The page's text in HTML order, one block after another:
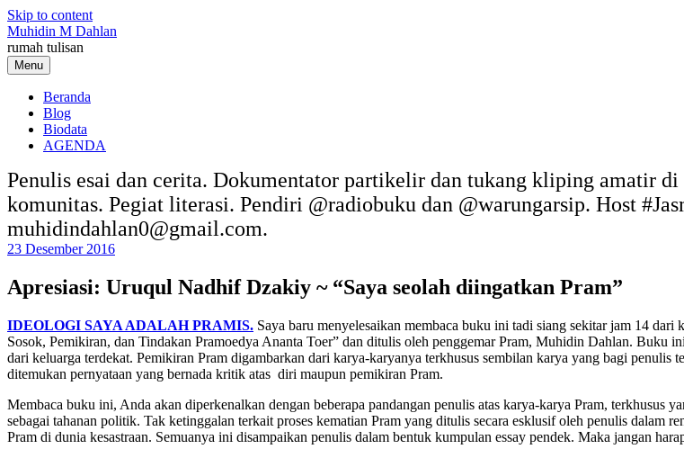
Skip to content
Muhidin M Dahlan
rumah tulisan
Menu
Beranda
Blog
Biodata
AGENDA
Penulis esai dan cerita. Dokumentator partikelir dan tukang kliping amatir di
komunitas. Pegiat literasi. Pendiri @radiobuku dan @warungarsip. Host
muhidindahlan0@gmail.com.
23 Desember 2016
Apresiasi: Uruqul Nadhif Dzakiy ~ “Saya seolah diingatkan Pram”
IDEOLOGI SAYA ADALAH PRAMIS. Saya baru menyelesaikan membaca buku ini tadi siang sekitar jam 14
Sosok, Pemikiran, dan Tindakan Pramoedya Ananta Toer” dan ditulis oleh penggemar Pram, Muhidin Dahlan. Buku
dari keluarga terdekat. Pemikiran Pram digambarkan dari karya-karyanya terkhusus sembilan karya yang bagi
ditemukan pernyataan yang bernada kritik atas diri maupun pemikiran Pram.
Membaca buku ini, Anda akan diperkenalkan dengan beberapa pandangan penulis atas karya-karya Pram, terkhusus
sebagai tahanan politik. Tak ketinggalan terkait proses kematian Pram yang ditulis secara esklusif oleh penulis
Pram di dunia kesastraan. Semuanya ini disampaikan penulis dalam bentuk kumpulan essay pendek. Maka jangan